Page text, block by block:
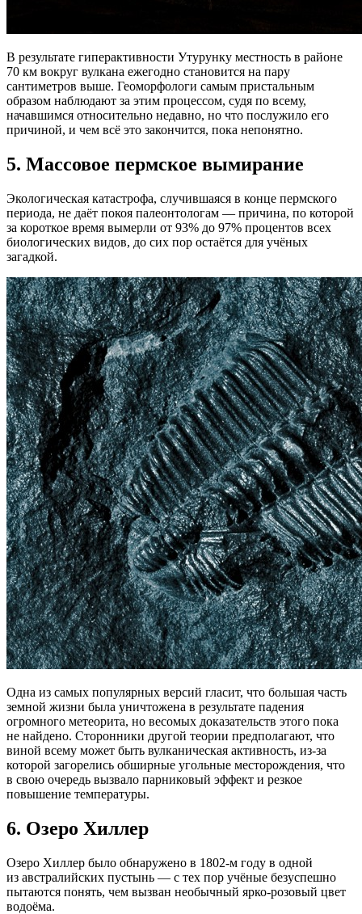
В результате гиперактивности Утурунку местность в районе
70 км вокруг вулкана ежегодно становится на пару
сантиметров выше. Геоморфологи самым пристальным
образом наблюдают за этим процессом, судя по всему,
начавшимся относительно недавно, но что послужило его
причиной, и чем всё это закончится, пока непонятно.
5. Массовое пермское вымирание
Экологическая катастрофа, случившаяся в конце пермского
периода, не даёт покоя палеонтологам — причина, по которой
за короткое время вымерли от 93% до 97% процентов всех
биологических видов, до сих пор остаётся для учёных
загадкой.
Одна из самых популярных версий гласит, что большая часть
земной жизни была уничтожена в результате падения
огромного метеорита, но весомых доказательств этого пока
не найдено. Сторонники другой теории предполагают, что
виной всему может быть вулканическая активность, из-за
которой загорелись обширные угольные месторождения, что
в свою очередь вызвало парниковый эффект и резкое
повышение температуры.
6. Озеро Хиллер
Озеро Хиллер было обнаружено в 1802-м году в одной
из австралийских пустынь — с тех пор учёные безуспешно
пытаются понять, чем вызван необычный ярко-розовый цвет
водоёма.